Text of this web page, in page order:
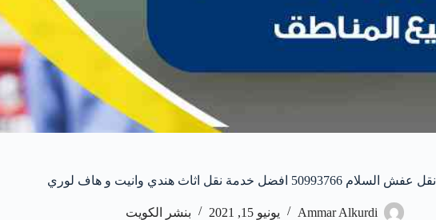
نقل عفش السلام 50993766 افضل خدمة نقل اثاث هندي وانيت و هاف لوري
Ammar Alkurdi يونيو 15, 2021 بنشر الكويت